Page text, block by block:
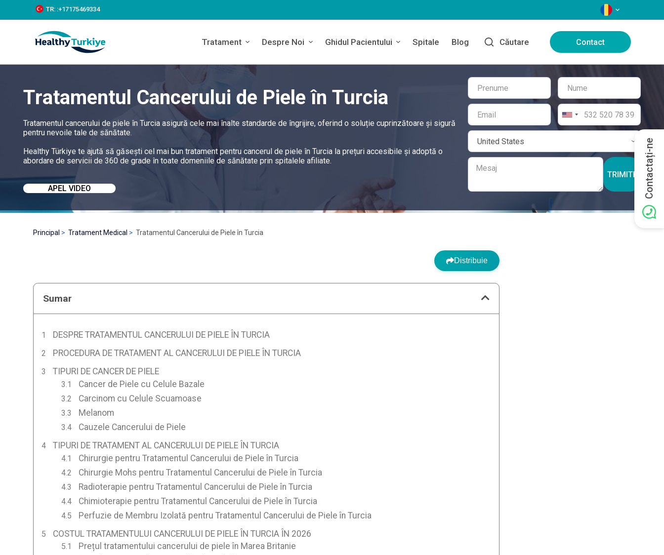
k
c
TR: :+‪17175469334‬ LIMBI
Tratament Despre Noi Ghidul Pacientului Spitale Blog Căutare Contact
Tratamentul Cancerului de Piele în Turcia
Tratamentul cancerului de piele în Turcia asigură cele mai înalte standarde de îngrijire, oferind o soluție cuprinzătoare și sigură
pentru nevoile tale de sănătate.
Healthy Türkiye te ajută să găsești cel mai bun tratament pentru cancerul de piele în Turcia la prețuri accesibile și adoptă o
abordare de servicii de 360 de grade în toate domeniile de sănătate prin spitalele afiliate.
APEL VIDEO
TRIMITE
Principal Tratament Medical Tratamentul Cancerului de Piele în Turcia
Distribuie
Sumar
DESPRE TRATAMENTUL CANCERULUI DE PIELE ÎN TURCIA
PROCEDURA DE TRATAMENT AL CANCERULUI DE PIELE ÎN TURCIA
TIPURI DE CANCER DE PIELE
Cancer de Piele cu Celule Bazale
Carcinom cu Celule Scuamoase
Melanom
Cauzele Cancerului de Piele
TIPURI DE TRATAMENT AL CANCERULUI DE PIELE ÎN TURCIA
Chirurgie pentru Tratamentul Cancerului de Piele în Turcia
Chirurgie Mohs pentru Tratamentul Cancerului de Piele în Turcia
Radioterapie pentru Tratamentul Cancerului de Piele în Turcia
Chimioterapie pentru Tratamentul Cancerului de Piele în Turcia
Perfuzie de Membru Izolată pentru Tratamentul Cancerului de Piele în Turcia
COSTUL TRATAMENTULUI CANCERULUI DE PIELE ÎN TURCIA ÎN 2026
Prețul tratamentului cancerului de piele în Marea Britanie
Contactați-ne